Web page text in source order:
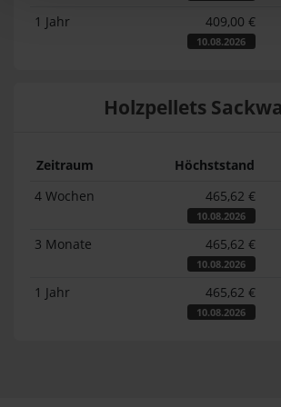
1 Jahr 409,00 €
10.08.2026
Holzpellets
Zeitraum Höchststand
4 Wochen
465,62 €
10.08.2026
3 Monate 465,62 €
10.08.2026
1 Jahr 465,62 €
10.08.2026